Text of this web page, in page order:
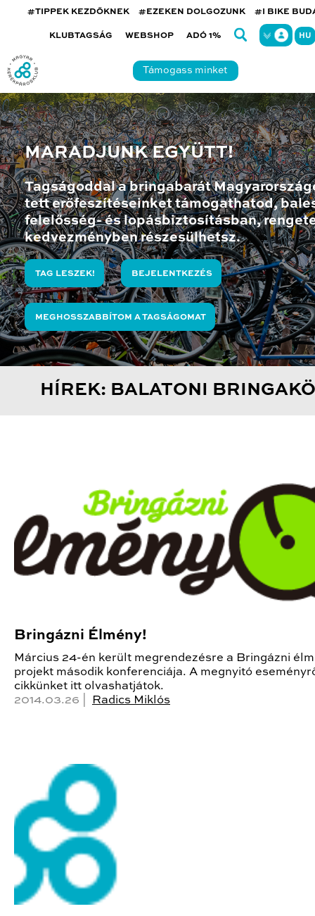
#TIPPEK KEZDŐKNEK #EZEKEN DOLGOZUNK #I BIKE
KLUBTAGSÁG WEBSHOP ADÓ 1% HU
Támogass minket
MARADJUNK EGYÜTT!
Tagságoddal a bringabarát
tett erőfeszítéseinket támogathatod,
felelősség- és lopásbiztosításban,
kedvezményben részesülhetsz.
TAG LESZEK! BEJELENTKEZÉS
MEGHOSSZABBÍTOM A TAGSÁGOMAT
HÍREK: BALATONI
Bringázni Élmény!
Március 24-én került megrendezésre a Bringázni
projekt második konferenciája. A megnyitó
cikkünket itt olvashatjátok.
2014.03.26 |
Radics Miklós